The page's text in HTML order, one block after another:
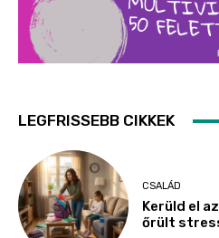
LEGFRISSEBB CIKKEK
CSALÁD
Kerüld el
őrült